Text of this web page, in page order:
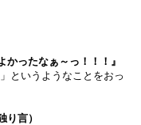
かったなぁ～っ！！！』
というようなことをおっ
言）